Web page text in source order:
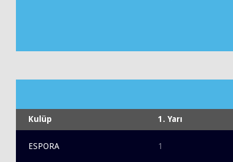
Kulüp 1. Yarı
ESPORA 1